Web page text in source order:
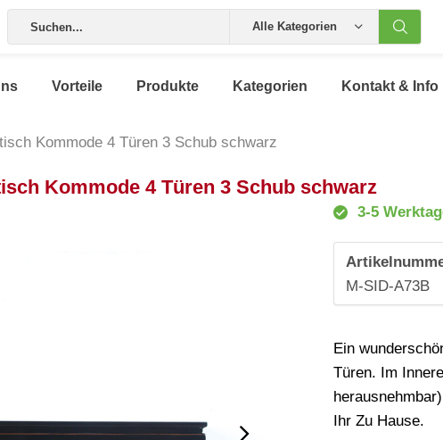
Alle Kategorien
Vorteile Produkte Kategorien Kontakt & Info
Kommode 4 Türen 3 Schub schwarz
Kommode 4 Türen 3 Schub schwarz
3-5
M-SID-A73B
Ein
Türen. Im
Ihr Zu Hause.